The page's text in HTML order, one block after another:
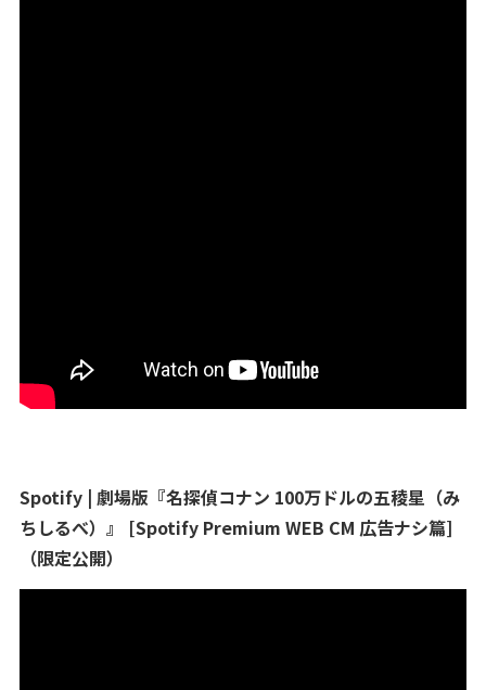
Spotify | 劇場版『名探偵コナン 100万ドルの五稜星（み
ちしるべ）』 [Spotify Premium WEB CM 広告ナシ篇]
（限定公開）